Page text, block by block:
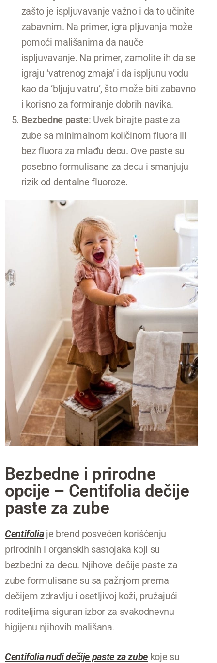
zašto je ispljuvavanje važno i da to učinite
zabavnim. Na primer, igra pljuvanja može
pomoći mališanima da nauče
ispljuvavanje. Na primer, zamolite ih da se
igraju ‘vatrenog zmaja’ i da ispljunu vodu
kao da ‘bljuju vatru’, što može biti zabavno
i korisno za formiranje dobrih navika.
Bezbedne paste: Uvek birajte paste za
zube sa minimalnom količinom fluora ili
bez fluora za mlađu decu. Ove paste su
posebno formulisane za decu i smanjuju
rizik od dentalne fluoroze.
Bezbedne i prirodne
opcije – Centifolia dečije
paste za zube
Centifoliaje brend posvećen korišćenju
prirodnih i organskih sastojaka koji su
bezbedni za decu. Njihove dečije paste za
zube formulisane su sa pažnjom prema
dečijem zdravlju i osetljivoj koži, pružajući
roditeljima siguran izbor za svakodnevnu
higijenu njihovih mališana.
Centifolia nudi dečije paste za zube koje su